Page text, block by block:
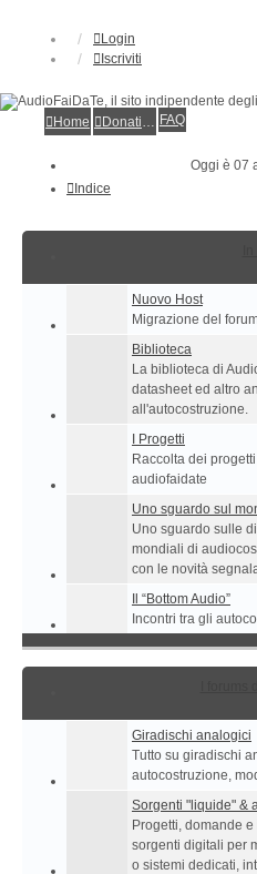
Login
Iscriviti
Home
Donations FAQ
Oggi è 07
Indice
Nuovo Host
Migrazione del
Biblioteca
La biblioteca di
datasheet ed altro
all'autocostruzione.
I Progetti
Raccolta dei
audiofaidate
Uno sguardo sul
Uno sguardo sulle
mondiali di
con le novità
Il “Bottom Audio”
Incontri tra gli
Giradischi analogici
Tutto su giradischi
autocostruzione,
Sorgenti "liquide" &
Progetti, domande
sorgenti digitali per
o sistemi dedicati,